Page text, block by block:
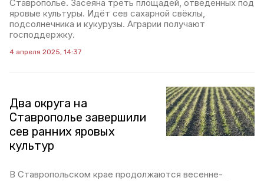
Ставрополье. Засеяна треть площадей, отведённых под
яровые культуры. Идёт сев сахарной свёклы,
подсолнечника и кукурузы. Аграрии получают
господдержку.
4 апреля 2025, 14:37
Два округа на
Ставрополье завершили
сев ранних яровых
культур
В Ставропольском крае продолжаются весенне-